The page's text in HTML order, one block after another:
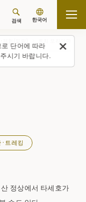
단어에 따라
시기 바랍니다.
검색 한국어
·트레킹
정상에서 타세호가